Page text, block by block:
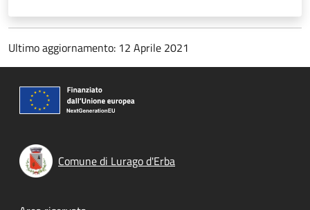
Ultimo aggiornamento: 12 Aprile 2021
Comune di Lurago d'Erba